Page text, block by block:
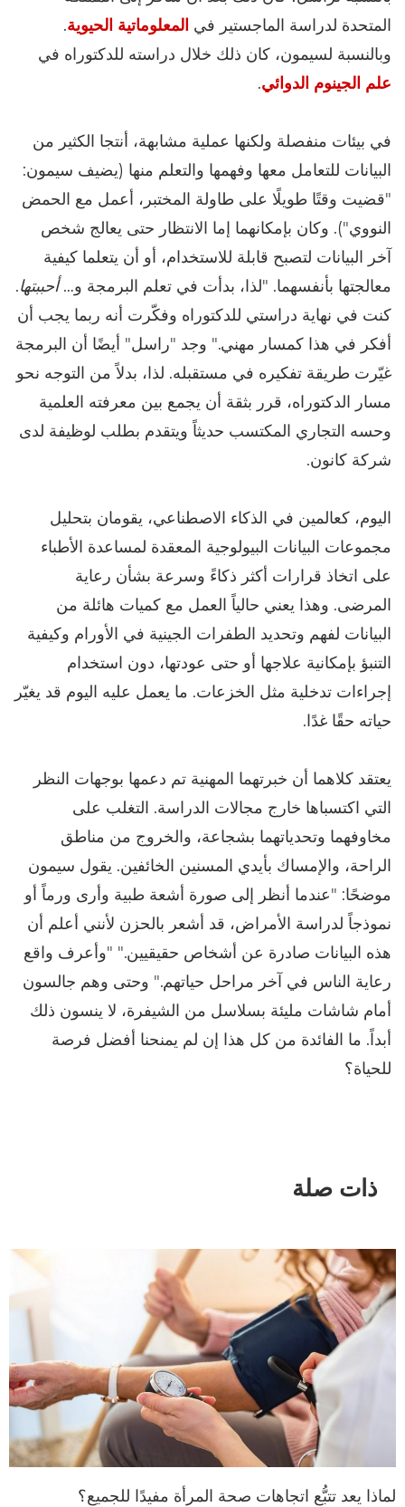
المتحدة لدراسة الماجستير في المعلوماتية الحيوية.
وبالنسبة لسيمون، كان ذلك خلال دراسته للدكتوراه في
علم الجينوم الدوائي.
في بيئات منفصلة ولكنها عملية مشابهة، أنتجا الكثير من
البيانات للتعامل معها وفهمها والتعلم منها (يضيف سيمون:
"قضيت وقتًا طويلًا على طاولة المختبر، أعمل مع الحمض
النووي"). وكان بإمكانهما إما الانتظار حتى يعالج شخص
آخر البيانات لتصبح قابلة للاستخدام، أو أن يتعلما كيفية
معالجتها بأنفسهما. "لذا، بدأت في تعلم البرمجة و…أحببتها.
كنت في نهاية دراستي للدكتوراه وفكّرت أنه ربما يجب أن
أفكر في هذا كمسار مهني." وجد "راسل" أيضًا أن البرمجة
غيّرت طريقة تفكيره في مستقبله. لذا، بدلاً من التوجه نحو
مسار الدكتوراه، قرر بثقة أن يجمع بين معرفته العلمية
وحسه التجاري المكتسب حديثاً ويتقدم بطلب لوظيفة لدى
شركة كانون.
اليوم، كعالمين في الذكاء الاصطناعي، يقومان بتحليل
مجموعات البيانات البيولوجية المعقدة لمساعدة الأطباء
على اتخاذ قرارات أكثر ذكاءً وسرعة بشأن رعاية
المرضى. وهذا يعني حالياً العمل مع كميات هائلة من
البيانات لفهم وتحديد الطفرات الجينية في الأورام وكيفية
التنبؤ بإمكانية علاجها أو حتى عودتها، دون استخدام
إجراءات تدخلية مثل الخزعات. ما يعمل عليه اليوم قد يغيّر
حياته حقًا غدًا.
يعتقد كلاهما أن خبرتهما المهنية تم دعمها بوجهات النظر
التي اكتسباها خارج مجالات الدراسة. التغلب على
مخاوفهما وتحدياتهما بشجاعة، والخروج من مناطق
الراحة، والإمساك بأيدي المسنين الخائفين. يقول سيمون
موضحًا: "عندما أنظر إلى صورة أشعة طبية وأرى ورماً أو
نموذجاً لدراسة الأمراض، قد أشعر بالحزن لأنني أعلم أن
هذه البيانات صادرة عن أشخاص حقيقيين." "وأعرف واقع
رعاية الناس في آخر مراحل حياتهم." وحتى وهم جالسون
أمام شاشات مليئة بسلاسل من الشيفرة، لا ينسون ذلك
أبداً. ما الفائدة من كل هذا إن لم يمنحنا أفضل فرصة
للحياة؟
ذات صلة
لماذا يعد تتبُّع اتجاهات صحة المرأة مفيدًا للجميع؟